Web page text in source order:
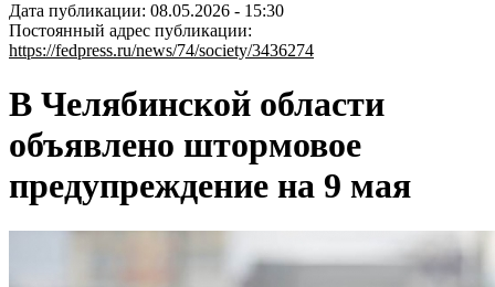
Дата публикации: 08.05.2026 - 15:30
Постоянный адрес публикации:
https://fedpress.ru/news/74/society/3436274
В Челябинской области
объявлено штормовое
предупреждение на 9 мая